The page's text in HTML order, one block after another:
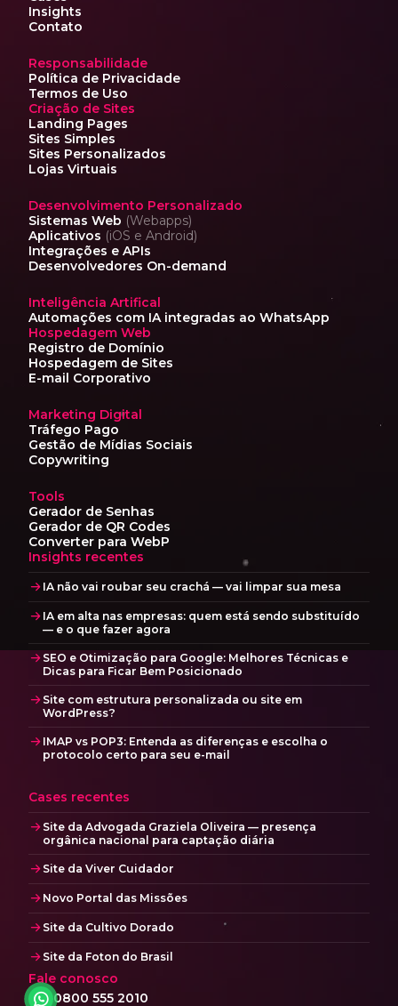
Insights
Contato
Responsabilidade
Política de Privacidade
Termos de Uso
Criação de Sites
Landing Pages
Sites Simples
Sites Personalizados
Lojas Virtuais
Desenvolvimento Personalizado
Sistemas Web (Webapps)
Aplicativos (iOS e Android)
Integrações e APIs
Desenvolvedores On-demand
Inteligência Artifical
Automações com IAintegradas ao WhatsApp
Hospedagem Web
Registro de Domínio
Hospedagem de Sites
E-mail Corporativo
Marketing Digital
Tráfego Pago
Gestão de Mídias Sociais
Copywriting
Tools
Gerador de Senhas
Gerador de QR Codes
Converter para WebP
Insights recentes
IA não vai roubar seu crachá — vai limpar sua mesa
IA em alta nas empresas: quem está sendo substituído
— e o que fazer agora
SEO e Otimização para Google: Melhores Técnicas e
Dicas para Ficar Bem Posicionado
Site com estrutura personalizada ou site em
WordPress?
IMAP vs POP3: Entenda as diferenças e escolha o
protocolo certo para seu e-mail
Cases recentes
Site da Advogada Graziela Oliveira — presença
orgânica nacional para captação diária
Site da Viver Cuidador
Novo Portal das Missões
Site da Cultivo Dorado
Site da Foton do Brasil
Fale conosco
0800 555 2010